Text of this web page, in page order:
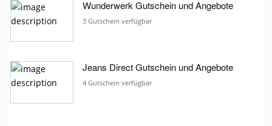
Wunderwerk Gutschein und Angebote
3 Gutschein verfügbar
Jeans Direct Gutschein und Angebote
4 Gutschein verfügbar